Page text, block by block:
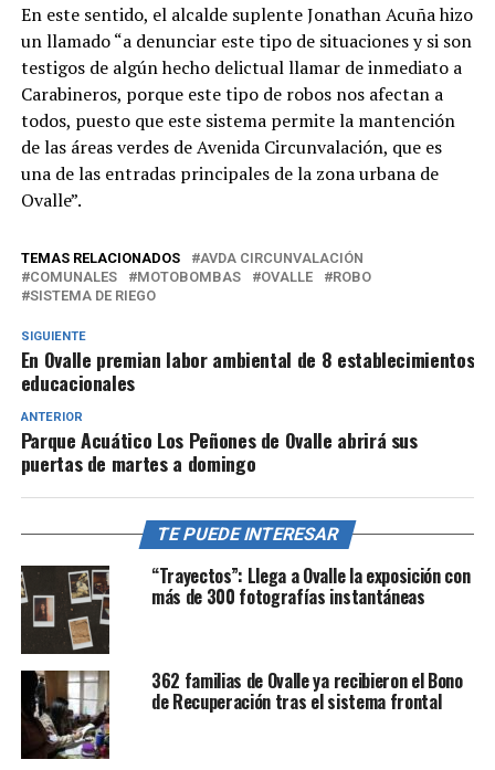
En este sentido, el alcalde suplente Jonathan Acuña hizo
un llamado “a denunciar este tipo de situaciones y si son
testigos de algún hecho delictual llamar de inmediato a
Carabineros, porque este tipo de robos nos afectan a
todos, puesto que este sistema permite la mantención
de las áreas verdes de Avenida Circunvalación, que es
una de las entradas principales de la zona urbana de
Ovalle”.
TEMAS RELACIONADOS
AVDA CIRCUNVALACIÓN
COMUNALES
MOTOBOMBAS OVALLE
ROBO
SISTEMA DE RIEGO
SIGUIENTE
En Ovalle premian labor ambiental de 8 establecimientos
educacionales
ANTERIOR
Parque Acuático Los Peñones de Ovalle abrirá sus
puertas de martes a domingo
TE PUEDE INTERESAR
“Trayectos”: Llega a Ovalle la exposición con
más de 300 fotografías instantáneas
362 familias de Ovalle ya recibieron el Bono
de Recuperación tras el sistema frontal